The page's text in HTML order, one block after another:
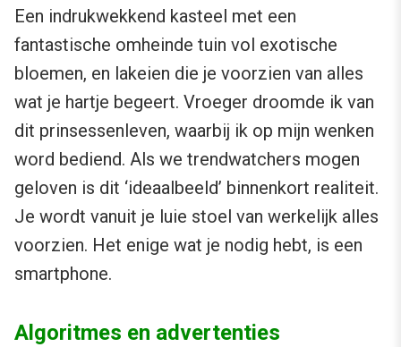
Een indrukwekkend kasteel met een
fantastische omheinde tuin vol exotische
bloemen, en lakeien die je voorzien van alles
wat je hartje begeert. Vroeger droomde ik van
dit prinsessenleven, waarbij ik op mijn wenken
word bediend. Als we trendwatchers mogen
geloven is dit ‘ideaalbeeld’ binnenkort realiteit.
Je wordt vanuit je luie stoel van werkelijk alles
voorzien. Het enige wat je nodig hebt, is een
smartphone.
Algoritmes en advertenties